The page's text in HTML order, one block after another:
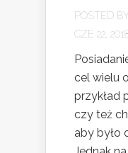
POSTED
CZE 22,
cel wielu
przykład
czy też
aby było